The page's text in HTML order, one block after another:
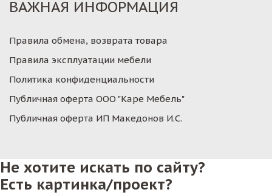
ВАЖНАЯ ИНФОРМАЦИЯ
Правила обмена, возврата товара
Правила эксплуатации мебели
Политика конфиденциальности
Публичная оферта ООО "Каре Мебель"
Публичная оферта ИП Македонов И.С.
Не хотите искать по сайту?
Есть картинка/проект?